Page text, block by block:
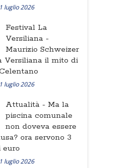
luglio 2026
Festival La
Versiliana -
Maurizio Schweizer
Versiliana il mito di
luglio 2026
Attualità - Ma la
piscina comunale
non doveva essere
ora servono 3
luglio 2026